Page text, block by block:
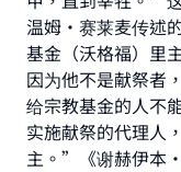
温姆·赛莱麦传述
基金（沃格福）里
因为他不是献祭者
给宗教基金的人不
实施献祭的代理人
主。”《谢赫伊本